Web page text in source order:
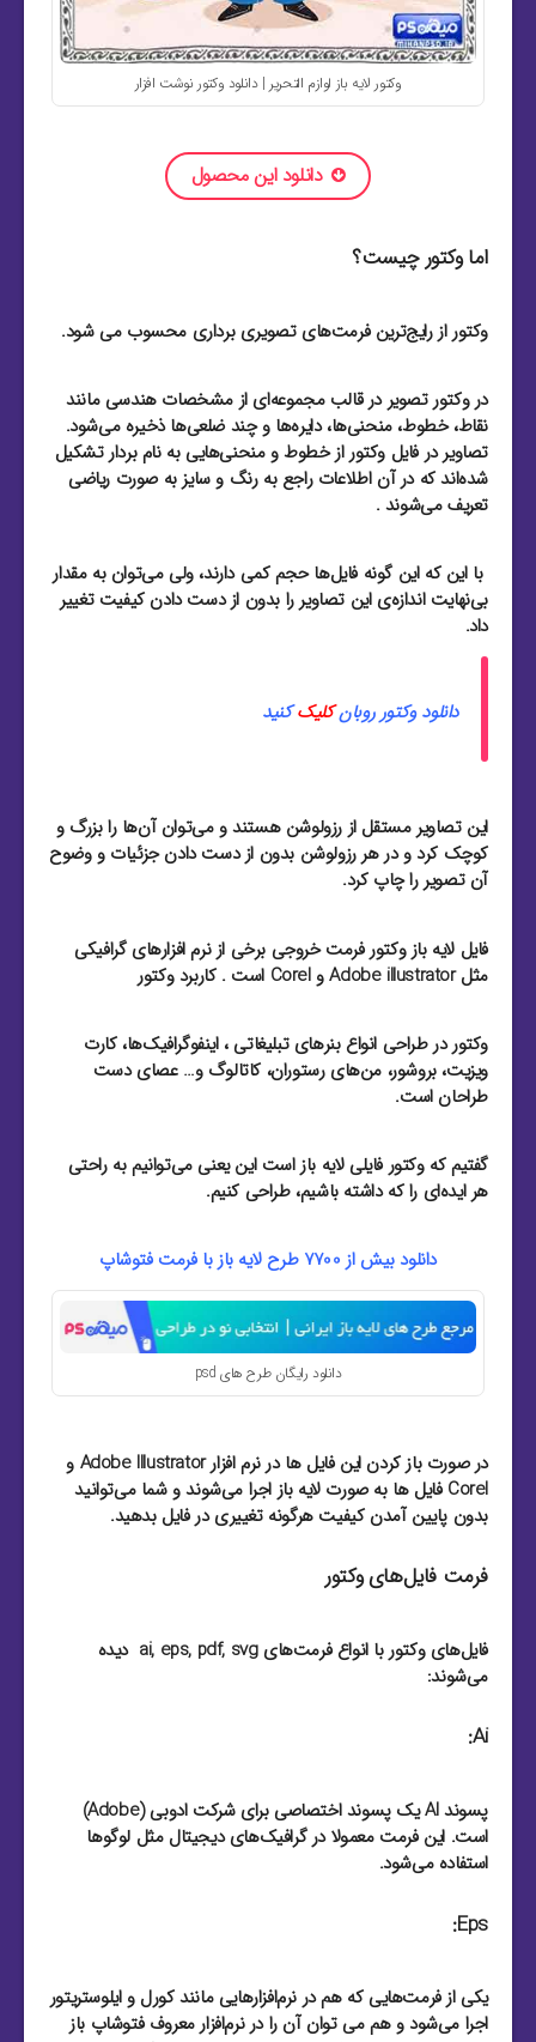
وکتور لایه باز لوازم التحریر | دانلود وکتور نوشت افزار
دانلود این محصول
اما وکتور چیست؟
وکتور از رایج‌ترین فرمت‌های تصویری برداری محسوب می شود.
در وکتور تصویر در قالب مجموعه‌ای از مشخصات هندسی مانند
نقاط، خطوط، منحنی‌ها، دایره‌ها و چند ضلعی‌ها ذخیره می‌شود.
تصاویر در فایل وکتور از خطوط و منحنی‌هایی به نام بردار تشکیل
شده‌اند که در آن اطلاعات راجع به رنگ و سایز به صورت ریاضی
تعریف می‌شوند .
با این که این گونه فایل‌ها حجم کمی دارند، ولی می‌توان به مقدار
بی‌نهایت اندازه‌ی این تصاویر را بدون از دست دادن کیفیت تغییر
داد.
دانلود وکتور روبانکلیک کنید
این تصاویر مستقل از رزولوشن هستند و می‌توان آن‌ها را بزرگ و
کوچک کرد و در هر رزولوشن بدون از دست دادن جزئیات و وضوح
آن تصویر را چاپ کرد.
فایل لایه باز وکتور فرمت خروجی برخی از نرم افزار‌های گرافیکی
مثل Adobe illustrator و Corel است . کاربرد وکتور
وکتور در طراحی انواع بنرهای تبلیغاتی ، اینفوگرافیک‌ها، کارت
ویزیت‌، بروشور‌، من‌های رستوران‌، کاتالوگ و… عصای دست
طراحان است.
گفتیم که وکتور فایلی لایه باز است این یعنی می‌توانیم به راحتی
هر ایده‌ای را که داشته باشیم، طراحی کنیم.
دانلود بیش از 7700 طرح لایه باز با فرمت فتوشاپ
دانلود رایگان طرح های psd
در صورت باز کردن این فایل ها در نرم افزار Adobe Illustrator و
Corel فایل ها به صورت لایه باز اجرا می‌شوند و شما می‌توانید
بدون پایین آمدن کیفیت هرگونه تغییری در فایل بدهید.
فرمت فایل‌های وکتور
فایل‌های وکتور با انواع فرمت‌های ai, eps, pdf, svg دیده
می‌شوند:
Ai:
پسوند AI یک پسوند اختصاصی برای شرکت ادوبی (Adobe)
است. این فرمت معمولا در گرافیک‌های دیجیتال مثل لوگو‌ها
استفاده می‌شود.
Eps:
یکی از فرمت‌هایی که هم در نرم‌افزار‌هایی مانند کورل و ایلوستریتور
اجرا می‌شود و هم می توان آن را در نرم‌افزار معروف فتوشاپ باز